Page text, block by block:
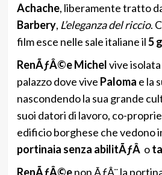
Achache, liberamente tratto
Barbery, L’eleganza del riccio.
film esce nelle sale italiane il5
RenÃƒÂ©e Michelvive
palazzo dove vive Paloma e la
nascondendo la sua grande
suoi datori di lavoro, co-
edificio borghese che vedono
portinaia senza abilitÃƒÂ o
RenÃƒÂ©enon ÃƒÂ¨ la